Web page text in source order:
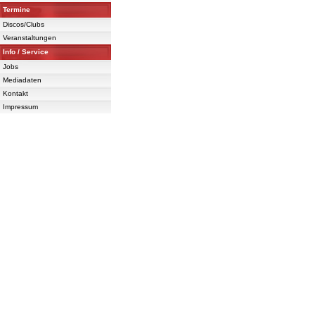
Termine
Discos/Clubs
Veranstaltungen
Info / Service
Jobs
Mediadaten
Kontakt
Impressum